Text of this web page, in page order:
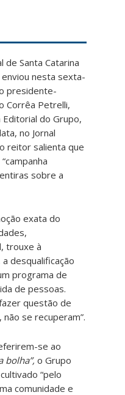
Santa Catarina
enviou nesta sexta-
presidente-
Corrêa Petrelli,
do Grupo,
no Jornal
reitor salienta que
sobre a
exata do
trouxe à
a desqualificação
programa de
de pessoas.
questão de
se recuperam”.
se ao
bolha”, o Grupo
“pelo
comunidade e